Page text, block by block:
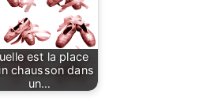
est la place
chausson dans
un…